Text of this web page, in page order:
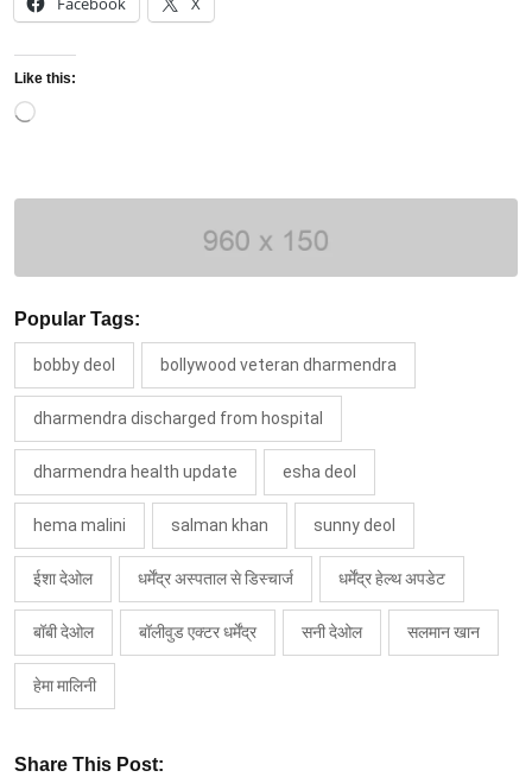
Like this:
Loading…
Popular Tags:
bobby deol bollywood veteran dharmendra
dharmendra discharged from hospital
dharmendra health update esha deol
hema malini salman khan sunny deol
ईशा देओल धर्मेंद्र अस्पताल से डिस्चार्ज धर्मेंद्र हेल्थ अपडेट
बॉबी देओल बॉलीवुड एक्टर धर्मेंद्र सनी देओल सलमान खान
हेमा मालिनी
Share This Post: